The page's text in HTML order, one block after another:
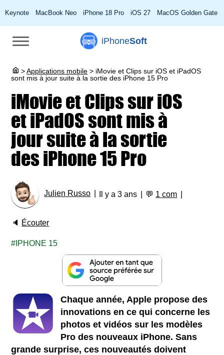
Keynote MacBook Neo iPhone 18 Pro iOS 27 MacOS Golden Gate
iPhoneSoft
> Applications mobile > iMovie et Clips sur iOS et iPadOS
sont mis à jour suite à la sortie des iPhone 15 Pro
iMovie et Clips sur iOS
et iPadOS sont mis à
jour suite à la sortie
des iPhone 15 Pro
Julien Russo Il y a 3 ans 💬 1 com
🔈 Écouter
IPHONE 15
Chaque année, Apple propose des
innovations en ce qui concerne les
photos et vidéos sur les modèles
Pro des nouveaux iPhone. Sans
grande surprise, ces nouveautés doivent